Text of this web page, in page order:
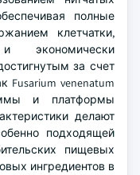
полные
клетчатки,
экономически
за счет
Fusarium venenatum
и платформы
делают
подходящей
пищевых
ингредиентов в